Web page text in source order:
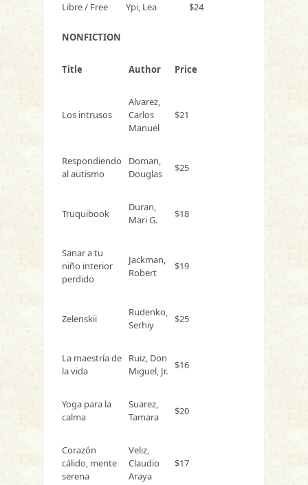
Libre / Free Ypi, Lea $24
NONFICTION
Title Author Price
Los intrusos
Alvarez,
Carlos
Manuel
$21
Respondiendo
al autismo
Doman,
Douglas
$25
Truquibook
Duran,
Mari G.
$18
Sanar a tu
niño interior
perdido
Jackman,
Robert
$19
Zelenskii
Rudenko,
Serhiy
$25
La maestría de
la vida
Ruiz, Don
Miguel, Jr. $16
Yoga para la
calma
Suarez,
Tamara
$20
Corazón
cálido, mente
serena
Veliz,
Claudio
Araya
$17